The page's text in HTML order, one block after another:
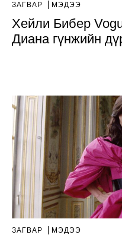
ЗАГВАР МЭДЭЭ
Хейли Бибер
Диана гүнжийн
ЗАГВАР МЭДЭЭ